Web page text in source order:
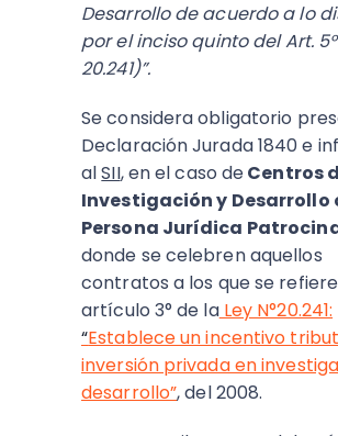
Desarrollo de acuerdo a lo
por el inciso quinto del Art. 5°
20.241)”.
Se considera obligatorio
Declaración Jurada 1840 e
alSII, en el caso deCentros
Investigación y Desarrollo
Persona Jurídica
donde se celebren aquellos
contratos a los que se
artículo 3° de laLey N°20.241:
“Establece un incentivo
inversión privada en
desarrollo”, del 2008.